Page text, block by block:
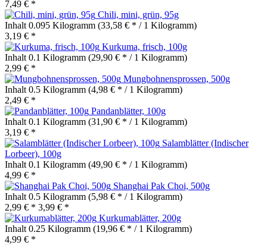
7,49 € *
Chili, mini, grün, 95g
Inhalt 0.095 Kilogramm (33,58 € * / 1 Kilogramm)
3,19 € *
Kurkuma, frisch, 100g
Inhalt 0.1 Kilogramm (29,90 € * / 1 Kilogramm)
2,99 € *
Mungbohnensprossen, 500g
Inhalt 0.5 Kilogramm (4,98 € * / 1 Kilogramm)
2,49 € *
Pandanblätter, 100g
Inhalt 0.1 Kilogramm (31,90 € * / 1 Kilogramm)
3,19 € *
Salamblätter (Indischer
Lorbeer), 100g
Inhalt 0.1 Kilogramm (49,90 € * / 1 Kilogramm)
4,99 € *
Shanghai Pak Choi, 500g
Inhalt 0.5 Kilogramm (5,98 € * / 1 Kilogramm)
2,99 € * 3,99 € *
Kurkumablätter, 200g
Inhalt 0.25 Kilogramm (19,96 € * / 1 Kilogramm)
4,99 € *